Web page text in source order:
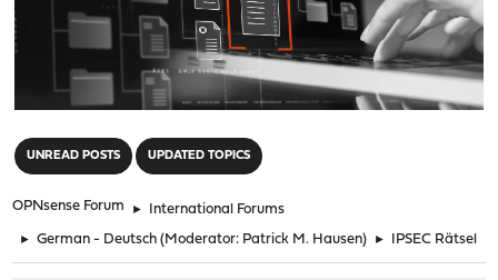
UNREAD POSTS UPDATED TOPICS
OPNsense Forum ► International Forums
► German - Deutsch (Moderator: Patrick M. Hausen) ► IPSEC Rätsel